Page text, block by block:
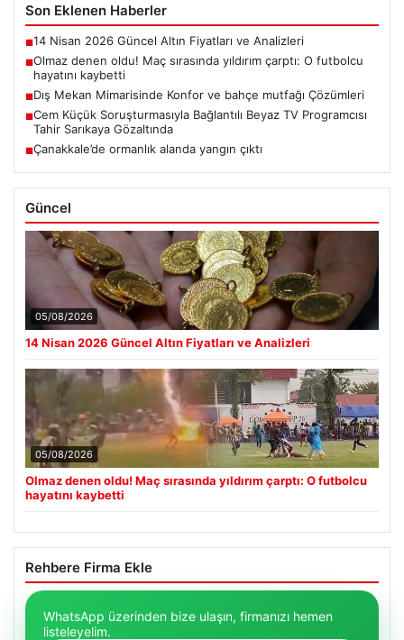
Son Eklenen Haberler
■14 Nisan 2026 Güncel Altın Fiyatları ve Analizleri
■Olmaz denen oldu! Maç sırasında yıldırım çarptı: O futbolcu
hayatını kaybetti
■Dış Mekan Mimarisinde Konfor ve bahçe mutfağı Çözümleri
■Cem Küçük Soruşturmasıyla Bağlantılı Beyaz TV Programcısı
Tahir Sarıkaya Gözaltında
■Çanakkale’de ormanlık alanda yangın çıktı
Güncel
05/08/2026
14 Nisan 2026 Güncel Altın Fiyatları ve Analizleri
05/08/2026
Olmaz denen oldu! Maç sırasında yıldırım çarptı: O futbolcu
hayatını kaybetti
Rehbere Firma Ekle
WhatsApp üzerinden bize ulaşın, firmanızı hemen
listeleyelim.